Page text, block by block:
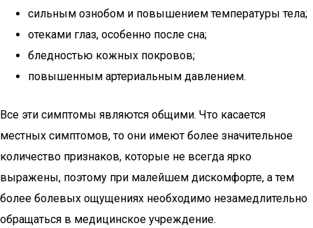
сильным ознобом и повышением температуры тела;
отеками глаз, особенно после сна;
бледностью кожных покровов;
повышенным артериальным давлением.
Все эти симптомы являются общими. Что касается
местных симптомов, то они имеют более значительное
количество признаков, которые не всегда ярко
выражены, поэтому при малейшем дискомфорте, а тем
более болевых ощущениях необходимо незамедлительно
обращаться в медицинское учреждение.